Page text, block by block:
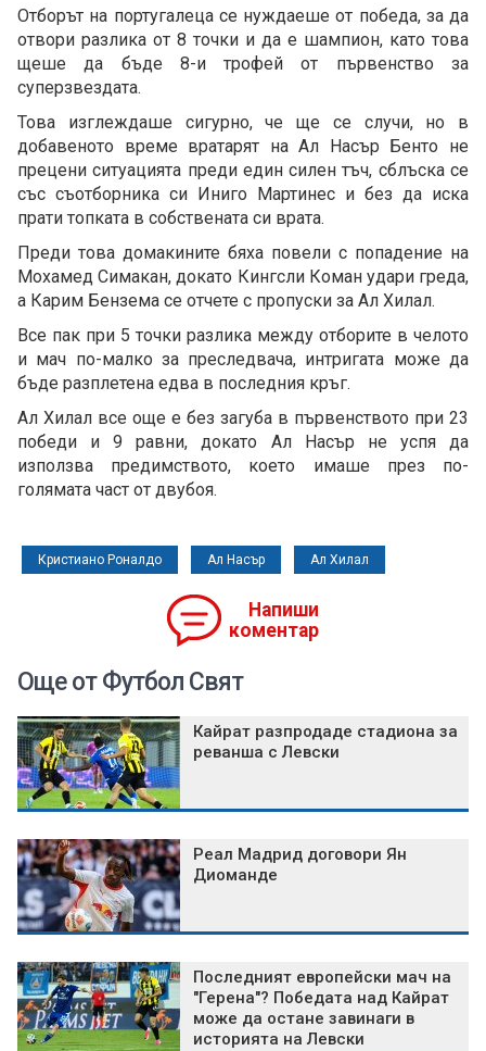
Отборът на португалеца се нуждаеше от победа, за да
отвори разлика от 8 точки и да е шампион, като това
щеше да бъде 8-и трофей от първенство за
суперзвездата.
Това изглеждаше сигурно, че ще се случи, но в
добавеното време вратарят на Ал Насър Бенто не
прецени ситуацията преди един силен тъч, сблъска се
със съотборника си Иниго Мартинес и без да иска
прати топката в собствената си врата.
Преди това домакините бяха повели с попадение на
Мохамед Симакан, докато Кингсли Коман удари греда,
а Карим Бензема се отчете с пропуски за Ал Хилал.
Все пак при 5 точки разлика между отборите в челото
и мач по-малко за преследвача, интригата може да
бъде разплетена едва в последния кръг.
Ал Хилал все още е без загуба в първенството при 23
победи и 9 равни, докато Ал Насър не успя да
използва предимството, което имаше през по-
голямата част от двубоя.
Кристиано Роналдо Ал Насър Ал Хилал
Напиши
коментар
Още от Футбол Свят
Кайрат разпродаде стадиона за
реванша с Левски
Реал Мадрид договори Ян
Диоманде
Последният европейски мач на
"Герена"? Победата над Кайрат
може да остане завинаги в
историята на Левски